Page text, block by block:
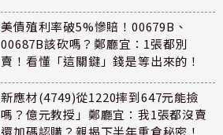
美債殖利率破5%慘賠！00679B、
00687B該砍嗎？鄭廳宜：1張都別
賣！看懂「這關鍵」錢是等出來的！
新應材(4749)從1220摔到647元能撿
嗎？億元教授」鄭廳宜：我1張都沒賣
還加碼認購？親揭下半年重倉秘密！